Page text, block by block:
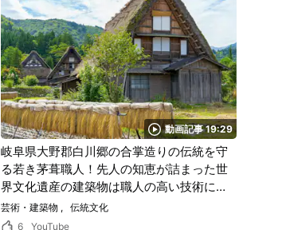
動画記事 19:29
岐阜県大野郡白川郷の合掌造りの伝統を守
る若き茅葺職人！先人の知恵が詰まった世
界文化遺産の建築物は職人の高い技術によ
って作られる。
芸術・建築物
伝統文化
6
YouTube